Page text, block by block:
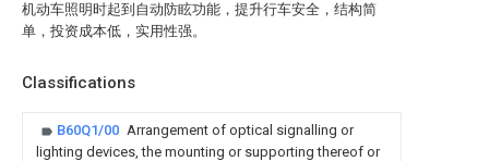
机动车照明时起到自动防眩功能，提升行车安全，结构简
单，投资成本低，实用性强。
Classifications
B60Q1/00 Arrangement of optical signalling or
lighting devices, the mounting or supporting thereof or